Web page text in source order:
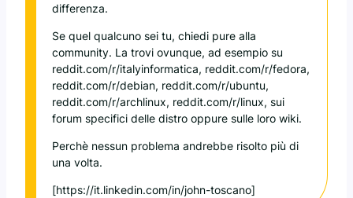
differenza.
Se quel qualcuno sei tu, chiedi pure alla
community. La trovi ovunque, ad esempio su
reddit.com/r/italyinformatica, reddit.com/r/fedora,
reddit.com/r/debian, reddit.com/r/ubuntu,
reddit.com/r/archlinux, reddit.com/r/linux, sui
forum specifici delle distro oppure sulle loro wiki.
Perchè nessun problema andrebbe risolto più di
una volta.
[https://it.linkedin.com/in/john-toscano]